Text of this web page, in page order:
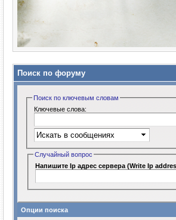
Поиск по форуму
Поиск по ключевым словам
Ключевые слова:
Случайный вопрос
Напишите Ip адрес сервера (Write Ip
Опции поиска